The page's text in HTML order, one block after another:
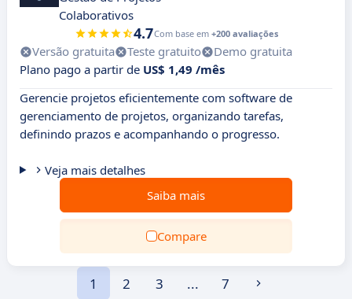
Colaborativos
4.7Com base em +200 avaliações
Versão gratuita Teste gratuito
Demo gratuita
Plano pago a partir de US$ 1,49 /mês
Gerencie projetos eficientemente com software de
gerenciamento de projetos, organizando tarefas,
definindo prazos e acompanhando o progresso.
Veja mais detalhes
Saiba mais
Compare
1 2 3 ... 7